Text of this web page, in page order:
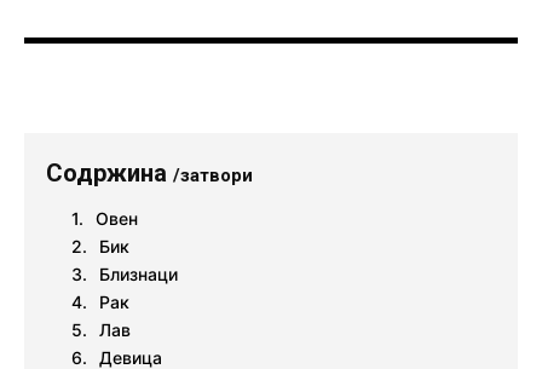
Содржина /затвори
Овен
Бик
Близнаци
Рак
Лав
Девица